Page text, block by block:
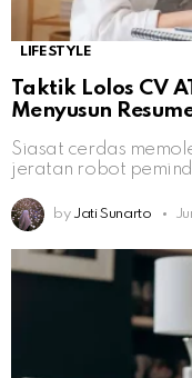
LIFESTYLE
Taktik Lolos CV
Menyusun
Siasat cerdas
jeratan robot
by Jati Sunarto